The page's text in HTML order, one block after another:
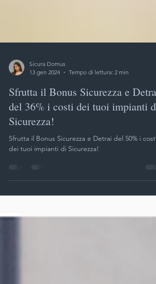
13 gen 2024
Tempo di lettura: 2 min
Sfrutta il Bonus Sicurezza e Detrai
del 36% i costi dei tuoi impianti di
Sicurezza!
Sfrutta il Bonus Sicurezza e Detrai del 50% i costi